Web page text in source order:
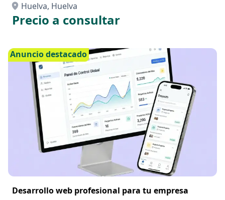
Huelva, Huelva
Precio a consultar
Anuncio destacado
Desarrollo web profesional para tu empresa